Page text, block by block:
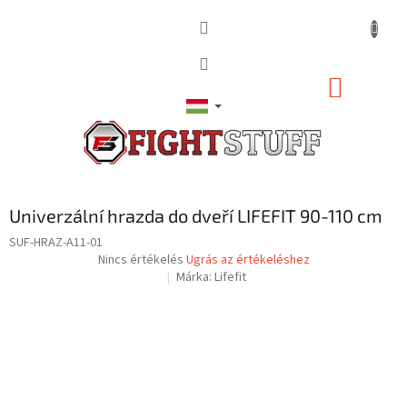
Univerzální hrazda do dveří LIFEFIT 90-110 cm
SUF-HRAZ-A11-01
A
Nincs értékelés Ugrás az értékeléshez
Márka: Lifefit